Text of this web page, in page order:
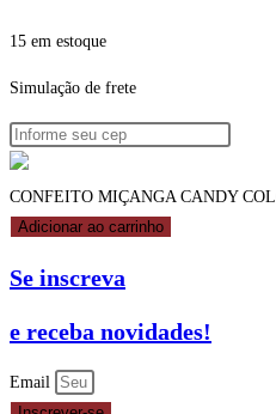
15 em estoque
Simulação de frete
CONFEITO MIÇANGA CANDY
Adicionar ao carrinho
Se inscreva
e receba novidades!
Email